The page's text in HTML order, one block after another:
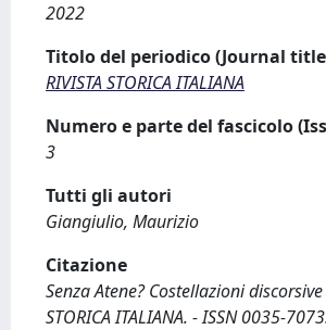
2022
Titolo del periodico (Journal
RIVISTA STORICA ITALIANA
Numero e parte del fascicolo
3
Tutti gli autori
Giangiulio, Maurizio
Citazione
Senza Atene? Costellazioni
STORICA ITALIANA. - ISSN 0035-